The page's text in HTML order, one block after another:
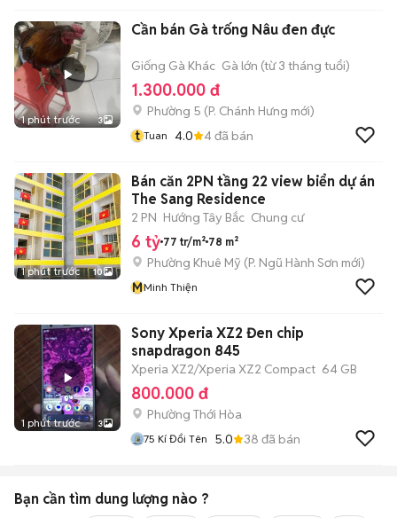
1 phút trước 3
Cần bán Gà trống Nâu đen đực
Giống Gà Khác Gà lớn (từ 3 tháng tuổi)
1.300.000 đ
Phường 5 (P. Chánh Hưng mới)
t Tuan 4.0 4đã bán
1 phút trước 10
Bán căn 2PN tầng 22 view biển dự án
The Sang Residence
2 PN Hướng Tây Bắc Chung cư
6 tỷ 77 tr/m² 78 m²
Phường Khuê Mỹ (P. Ngũ Hành Sơn mới)
MMinh Thiện
1 phút trước 3
Sony Xperia XZ2 Đen chip
snapdragon 845
Xperia XZ2/Xperia XZ2 Compact 64 GB
800.000 đ
Phường Thới Hòa
75 Kí Đổi Tên 5.0 38 đã bán
Bạn cần tìm dung lượng nào ?